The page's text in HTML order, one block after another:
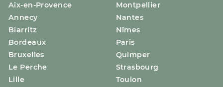
Aix-en-Provence
Annecy
Biarritz
Bordeaux
Bruxelles
Le Perche
Lille
Montpellier
Nantes
Nîmes
Paris
Quimper
Strasbourg
Toulon